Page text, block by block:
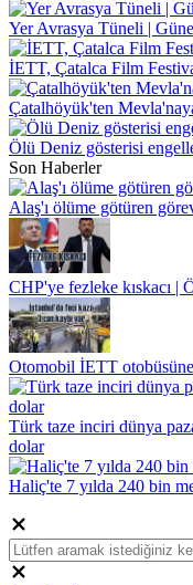
Yer Avrasya Tüneli |
İETT, Çatalca Film
Çatalhöyük'ten
Ölü Deniz gösterisi
Son Haberler
Alaş'ı ölüme götüren
CHP'ye fezleke kıskacı |
Otomobil İETT
Türk taze inciri dünya
dolar
Haliç'te 7 yılda 240 bin